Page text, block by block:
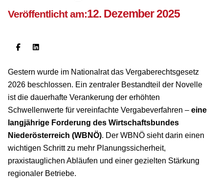
Veröffentlicht am:12. Dezember 2025
Gestern wurde im Nationalrat das Vergaberechtsgesetz
2026 beschlossen. Ein zentraler Bestandteil der Novelle
ist die dauerhafte Verankerung der erhöhten
Schwellenwerte für vereinfachte Vergabeverfahren – eine
langjährige Forderung des Wirtschaftsbundes
Niederösterreich (WBNÖ). Der WBNÖ sieht darin einen
wichtigen Schritt zu mehr Planungssicherheit,
praxistauglichen Abläufen und einer gezielten Stärkung
regionaler Betriebe.